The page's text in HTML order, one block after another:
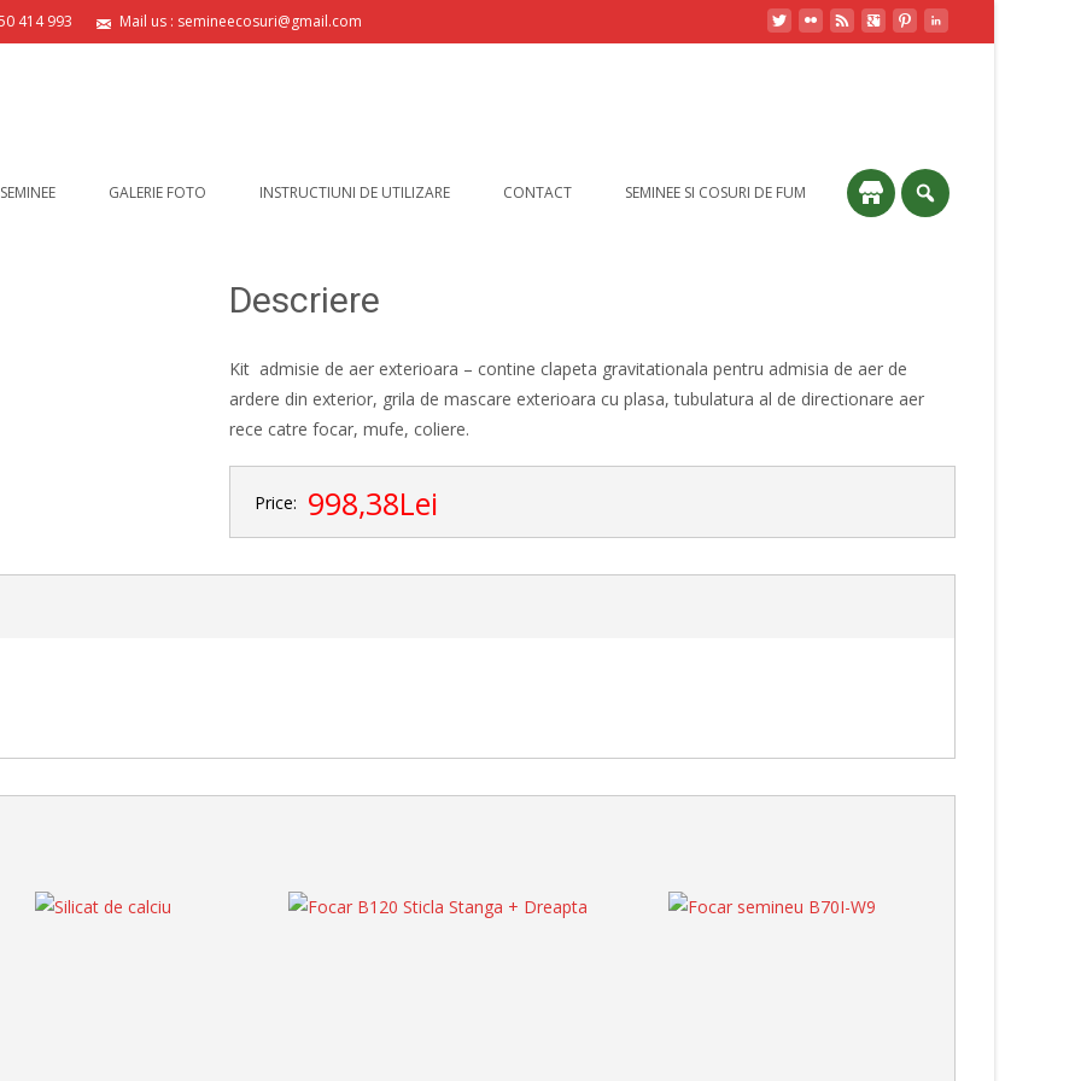
414 993 Mail us : semineecosuri@gmail.com
GALERIE FOTO INSTRUCTIUNI DE UTILIZARE CONTACT SEMINEE SI COSURI DE FUM
Descriere
Kit admisie de aer exterioara – contine clapeta gravitationala pentru admisia de aer de
ardere din exterior, grila de mascare exterioara cu plasa, tubulatura al de directionare aer
rece catre focar, mufe, coliere.
Price: 998,38Lei